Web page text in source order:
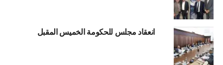
انعقاد مجلس للحكومة الخميس المقبل